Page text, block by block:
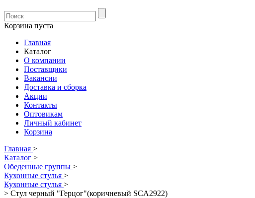
Корзина пуста
Главная
Каталог
О компании
Поставщики
Вакансии
Доставка и сборка
Акции
Контакты
Оптовикам
Личный кабинет
Корзина
Главная >
Каталог >
Обеденные группы >
Кухонные стулья >
Кухонные стулья >
> Стул черный "Герцог"(коричневый SCA2922)